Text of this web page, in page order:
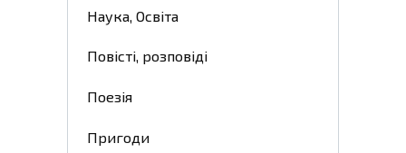
Наука, Освіта
Повісті, розповіді
Поезія
Пригоди